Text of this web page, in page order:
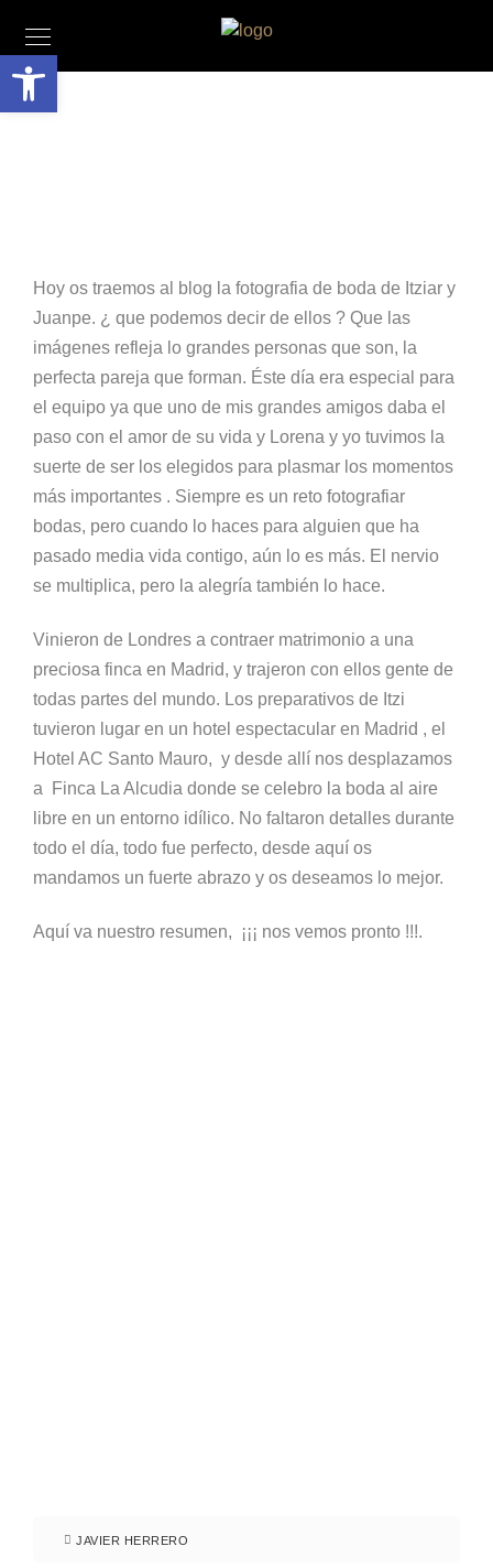
Hoy os traemos al blog la fotografia de boda de Itziar y
Juanpe. ¿ que podemos decir de ellos ? Que las
imágenes refleja lo grandes personas que son, la
perfecta pareja que forman. Éste día era especial para
el equipo ya que uno de mis grandes amigos daba el
paso con el amor de su vida y Lorena y yo tuvimos la
suerte de ser los elegidos para plasmar los momentos
más importantes . Siempre es un reto fotografiar
bodas, pero cuando lo haces para alguien que ha
pasado media vida contigo, aún lo es más. El nervio
se multiplica, pero la alegría también lo hace.
Vinieron de Londres a contraer matrimonio a una
preciosa finca en Madrid, y trajeron con ellos gente de
todas partes del mundo. Los preparativos de Itzi
tuvieron lugar en un hotel espectacular en Madrid , el
Hotel AC Santo Mauro, y desde allí nos desplazamos
a Finca La Alcudia donde se celebro la boda al aire
libre en un entorno idílico. No faltaron detalles durante
todo el día, todo fue perfecto, desde aquí os
mandamos un fuerte abrazo y os deseamos lo mejor.
Aquí va nuestro resumen, ¡¡¡ nos vemos pronto !!!.
JAVIER HERRERO
Abrir barra de herramientas